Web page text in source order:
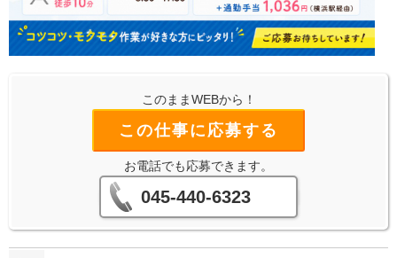
このままWEBから！
この仕事に応募する
お電話でも応募できます。
045-440-6323